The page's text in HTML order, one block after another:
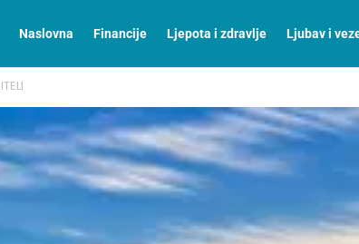
Naslovna Financije Ljepota i zdravlje Ljubav i